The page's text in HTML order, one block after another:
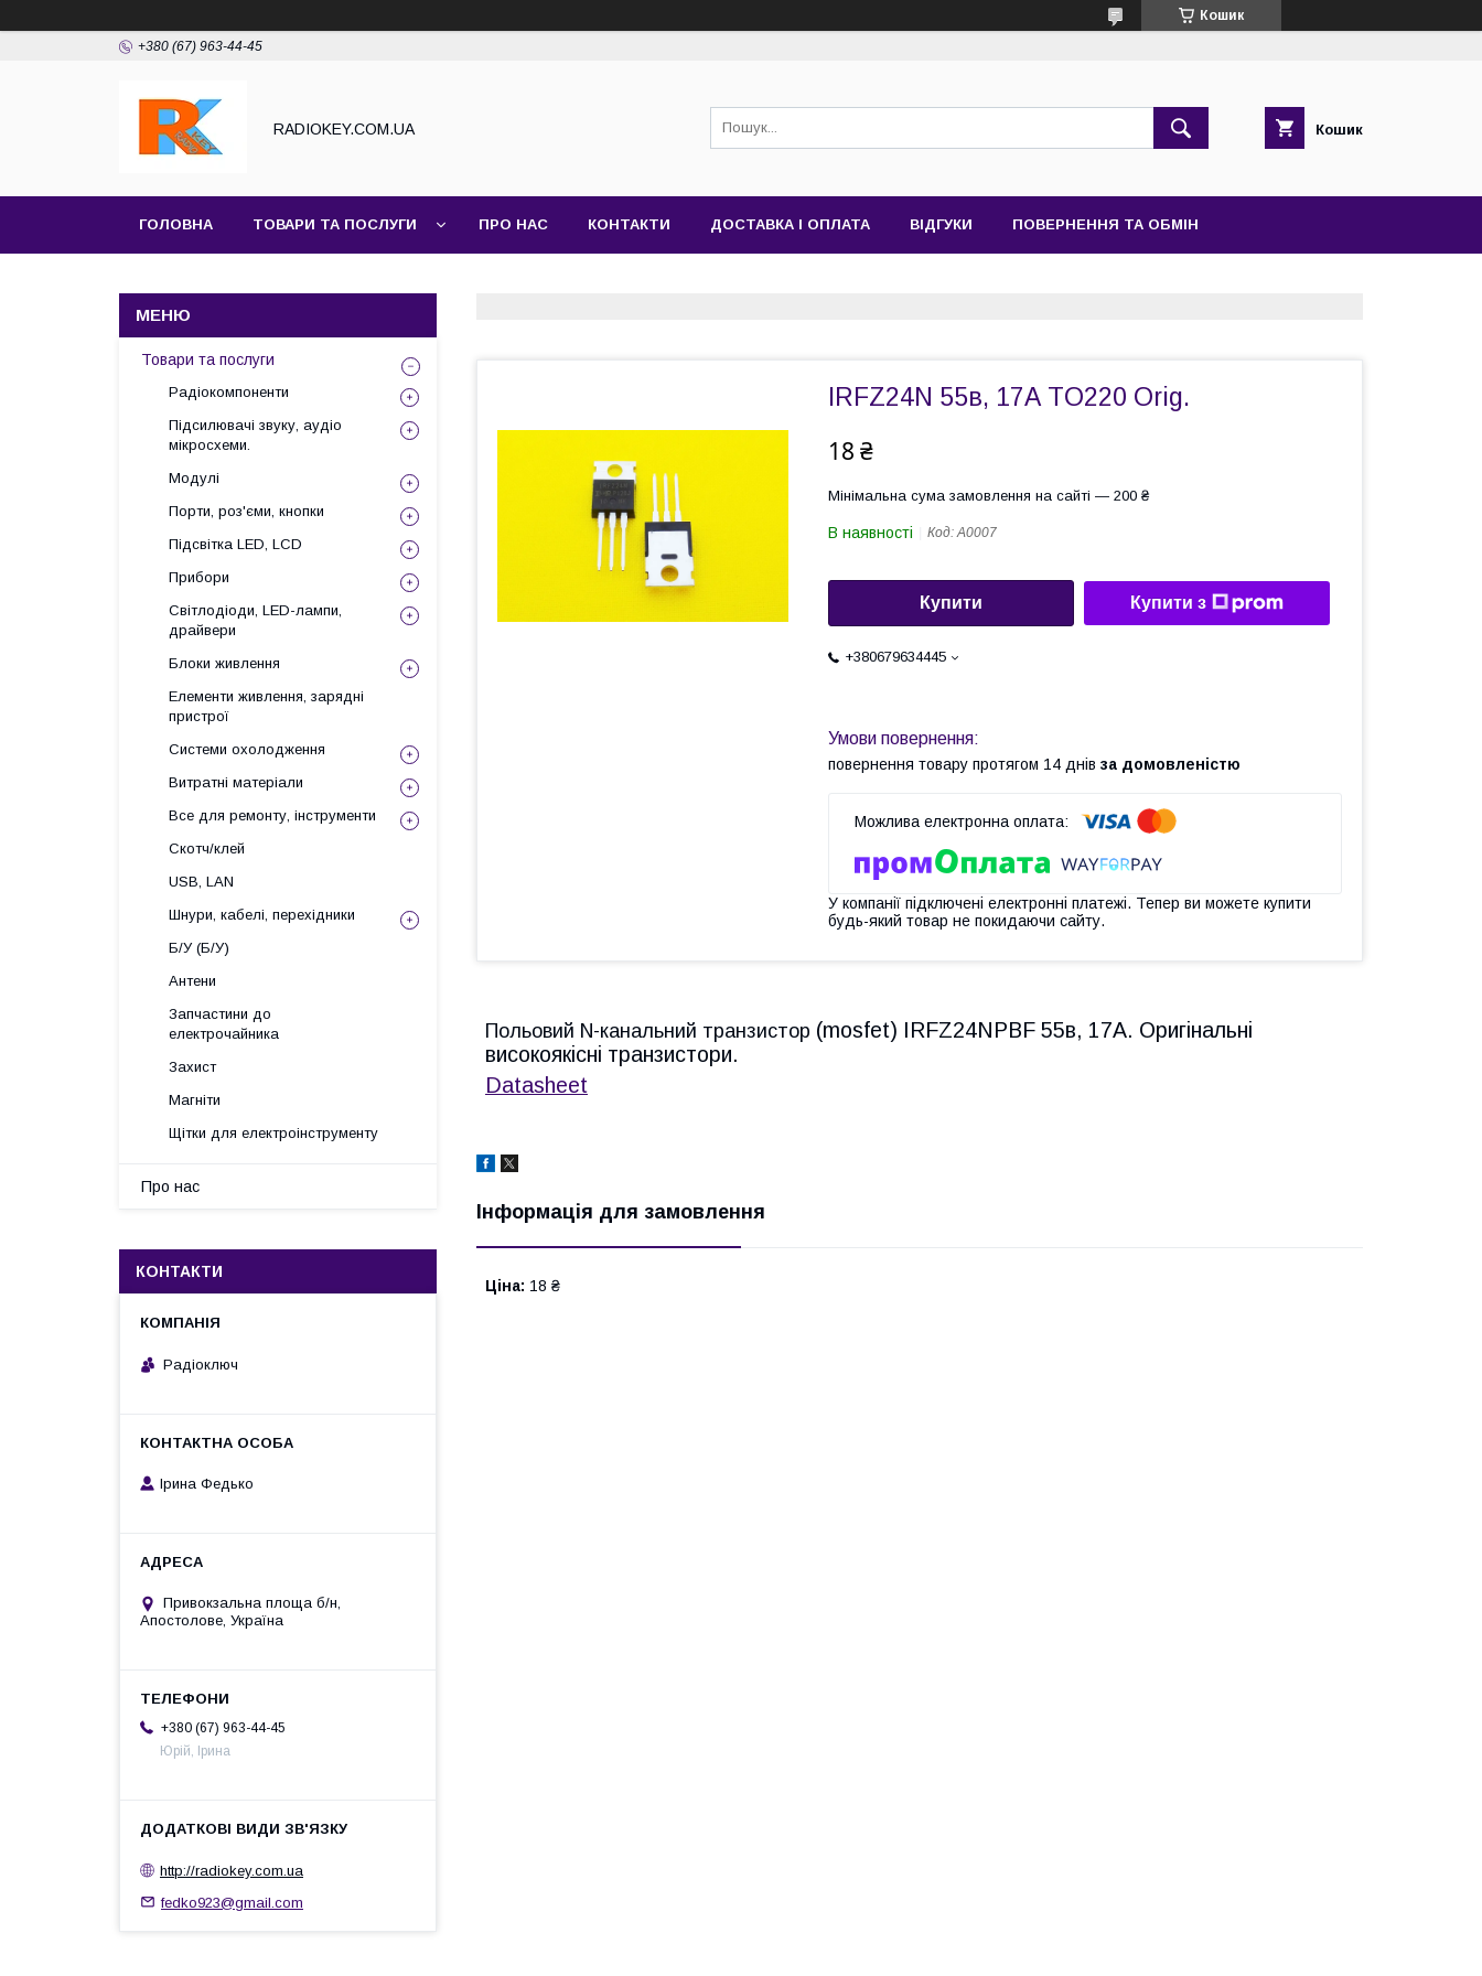
Кошик
+380 (67) 963-44-45
RADIOKEY.COM.UA Кошик
ГОЛОВНА ТОВАРИ ТА ПОСЛУГИ ПРО НАС КОНТАКТИ ДОСТАВКА І ОПЛАТА ВІДГУКИ ПОВЕРНЕННЯ ТА ОБМІН
IRFZ24N 55в, 17А TO220 Orig.
18 ₴
Мінімальна сума замовлення на сайті — 200 ₴
В наявності Код:A0007
Купити Купити з
+380679634445
повернення товару протягом 14 днів за домовленістю
У компанії підключені електронні платежі. Тепер ви можете купити
будь-який товар не покидаючи сайту.
Польовий N-канальний транзистор (mosfet) IRFZ24NPBF 55в, 17А. Оригінальні
високоякісні транзистори.
Datasheet
Інформація для замовлення
Ціна: 18 ₴
Товари та послуги
Радіокомпоненти
Підсилювачі звуку, аудіо
мікросхеми.
Модулі
Порти, роз'єми, кнопки
Підсвітка LED, LCD
Прибори
Світлодіоди, LED-лампи,
драйвери
Блоки живлення
Елементи живлення, зарядні
пристрої
Системи охолодження
Витратні матеріали
Все для ремонту, інструменти
Скотч/клей
USB, LAN
Шнури, кабелі, перехідники
Б/У (Б/У)
Антени
Запчастини до
електрочайника
Захист
Магніти
Щітки для електроінструменту
Про нас
КОНТАКТИ
Радіоключ
Ірина Федько
Привокзальна площа б/н,
Апостолове, Україна
+380 (67) 963-44-45
Юрій, Ірина
http://radiokey.com.ua
fedko923@gmail.com